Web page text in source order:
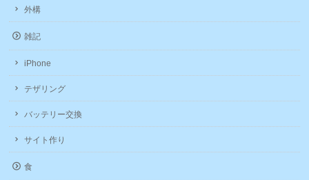
外構
雑記
iPhone
テザリング
バッテリー交換
サイト作り
食